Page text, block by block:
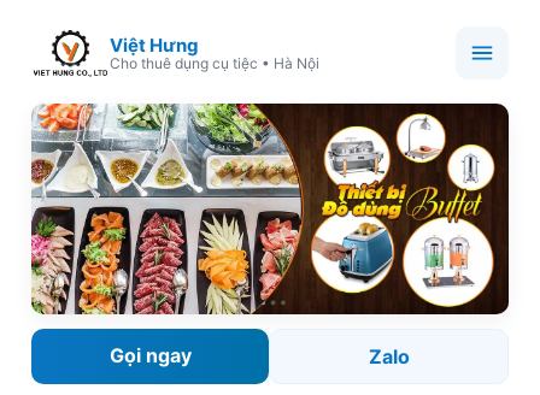
Việt Hưng
Cho thuê dụng cụ tiệc • Hà Nội
Gọi ngay Zalo